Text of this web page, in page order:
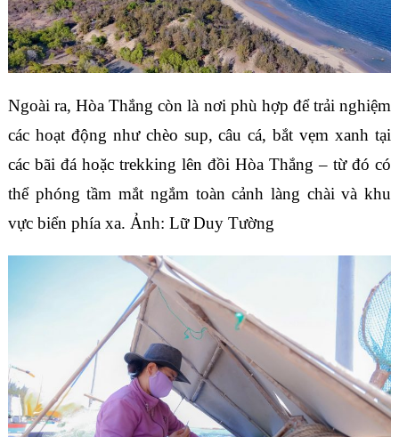
Ngoài ra, Hòa Thắng còn là nơi phù hợp để trải nghiệm
các hoạt động như chèo sup, câu cá, bắt vẹm xanh tại
các bãi đá hoặc trekking lên đồi Hòa Thắng – từ đó có
thể phóng tầm mắt ngắm toàn cảnh làng chài và khu
vực biển phía xa. Ảnh: Lữ Duy Tường